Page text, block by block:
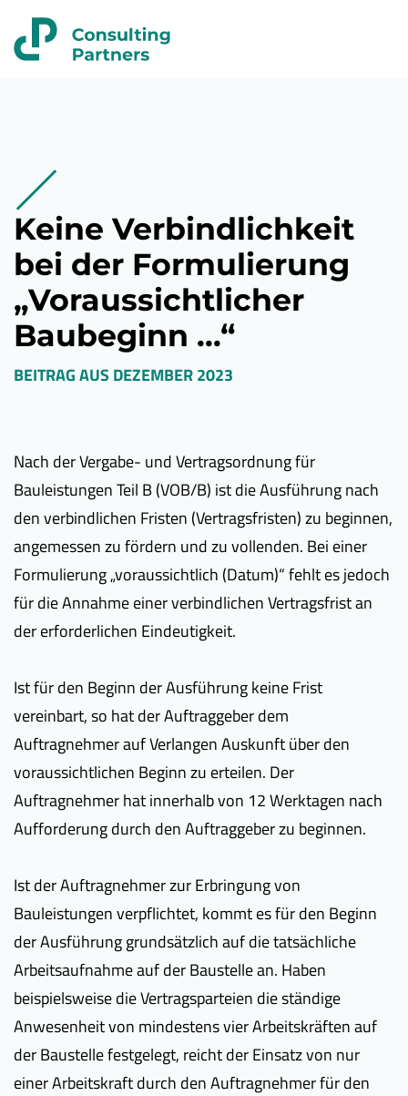
Keine Verbindlichkeit
bei der Formulierung
„Voraussichtlicher
Baubeginn ...“
BEITRAG AUSDEZEMBER 2023
Nach der Vergabe- und Vertragsordnung für
Bauleistungen Teil B (VOB/B) ist die Ausführung nach
den verbindlichen Fristen (Vertragsfristen) zu beginnen,
angemessen zu fördern und zu vollenden. Bei einer
Formulierung „voraussichtlich (Datum)“ fehlt es jedoch
für die Annahme einer verbindlichen Vertragsfrist an
der erforderlichen Eindeutigkeit.
Ist für den Beginn der Ausführung keine Frist
vereinbart, so hat der Auftraggeber dem
Auftragnehmer auf Verlangen Auskunft über den
voraussichtlichen Beginn zu erteilen. Der
Auftragnehmer hat innerhalb von 12 Werktagen nach
Aufforderung durch den Auftraggeber zu beginnen.
Ist der Auftragnehmer zur Erbringung von
Bauleistungen verpflichtet, kommt es für den Beginn
der Ausführung grundsätzlich auf die tatsächliche
Arbeitsaufnahme auf der Baustelle an. Haben
beispielsweise die Vertragsparteien die ständige
Anwesenheit von mindestens vier Arbeitskräften auf
der Baustelle festgelegt, reicht der Einsatz von nur
einer Arbeitskraft durch den Auftragnehmer für den